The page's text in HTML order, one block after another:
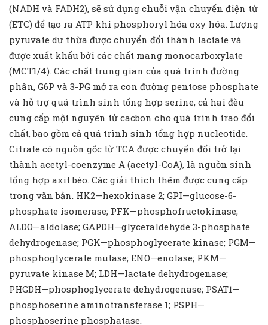
(NADH và FADH2), sẽ sử dụng chuỗi vận chuyển điện tử
(ETC) để tạo ra ATP khi phosphoryl hóa oxy hóa. Lượng
pyruvate dư thừa được chuyển đổi thành lactate và
được xuất khẩu bởi các chất mang monocarboxylate
(MCT1/4). Các chất trung gian của quá trình đường
phân, G6P và 3-PG mở ra con đường pentose phosphate
và hỗ trợ quá trình sinh tổng hợp serine, cả hai đều
cung cấp một nguyên tử cacbon cho quá trình trao đổi
chất, bao gồm cả quá trình sinh tổng hợp nucleotide.
Citrate có nguồn gốc từ TCA được chuyển đổi trở lại
thành acetyl-coenzyme A (acetyl-CoA), là nguồn sinh
tổng hợp axit béo. Các giải thích thêm được cung cấp
trong văn bản. HK2—hexokinase 2; GPI—glucose-6-
phosphate isomerase; PFK—phosphofructokinase;
ALDO—aldolase; GAPDH—glyceraldehyde 3-phosphate
dehydrogenase; PGK—phosphoglycerate kinase; PGM—
phosphoglycerate mutase; ENO—enolase; PKM—
pyruvate kinase M; LDH—lactate dehydrogenase;
PHGDH—phosphoglycerate dehydrogenase; PSAT1—
phosphoserine aminotransferase 1; PSPH—
phosphoserine phosphatase.